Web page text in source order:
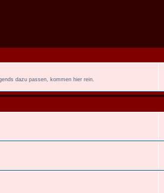
dazu passen, kommen hier rein.